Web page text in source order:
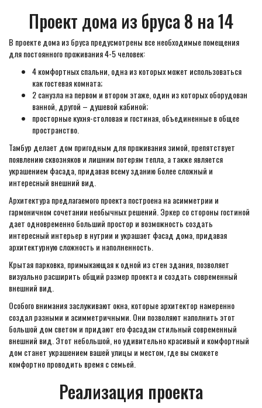
Проект дома из бруса 8 на 14
В проекте дома из бруса предусмотрены все необходимые помещения
для постоянного проживания 4-5 человек:
4 комфортных спальни, одна из которых может использоваться
как гостевая комната;
2 санузла на первом и втором этаже, один из которых оборудован
ванной, другой – душевой кабиной;
просторные кухня-столовая и гостиная, объединенные в общее
пространство.
Тамбур делает дом пригодным для проживания зимой, препятствует
появлению сквозняков и лишним потерям тепла, а также является
украшением фасада, придавая всему зданию более сложный и
интересный внешний вид.
Архитектура предлагаемого проекта построена на асимметрии и
гармоничном сочетании необычных решений. Эркер со стороны гостиной
дает одновременно больший простор и возможность создать
интересный интерьер в нутрии и украшает фасад дома, придавая
архитектурную сложность и наполненность.
Крытая парковка, примыкающая к одной из стен здания, позволяет
визуально расширить общий размер проекта и создать современный
внешний вид.
Особого внимания заслуживают окна, которые архитектор намеренно
создал разными и асимметричными. Они позволяют наполнить этот
большой дом светом и придают его фасадам стильный современный
внешний вид. Этот небольшой, но удивительно красивый и комфортный
дом станет украшением вашей улицы и местом, где вы сможете
комфортно проводить время с семьей.
Реализация проекта